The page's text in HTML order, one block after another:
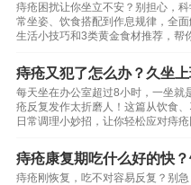
痔疮困扰让你坐立不安？别担心，
常坐姿、饮食搭配到作息规律，全
生活小技巧和3类黄金食材推荐，帮
痔疮又犯了怎么办？久坐
每天坐在办公室超过8小时，一坐就
疮反复发作太折磨人！这篇从饮食
日常调理小妙招，让你轻松应对痔
痔疮康复期吃什么好的快
痔疮刚恢复，吃不对容易反复？别